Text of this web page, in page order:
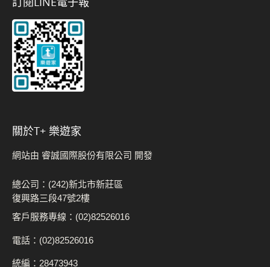
關於t+ 樂遊家
網站由 睿誠國際股份有限公司 開發
總公司：(242)新北市新莊區
復興路三段47號2樓
客戶服務專線：(02)82526016
電話：(02)82526016
統編：28473943